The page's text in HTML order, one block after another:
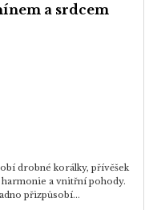
a srdcem
drobné korálky, přívěšek
harmonie a vnitřní pohody.
přizpůsobí...